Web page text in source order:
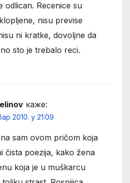
odlican. Recenice su
nisu previse
ni kratke, dovoljne da
sto je trebalo reci.
каже:
2010. у 21:09
sam ovom pričom koja
čista poezija, kako žena
koja je u muškarcu